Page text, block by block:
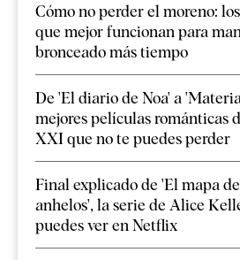
Cómo no perder el moreno:
que mejor funcionan para
bronceado más tiempo
De 'El diario de Noa' a
mejores películas románticas
XXI que no te puedes perder
Final explicado de 'El mapa
anhelos', la serie de Alice
puedes ver en Netflix